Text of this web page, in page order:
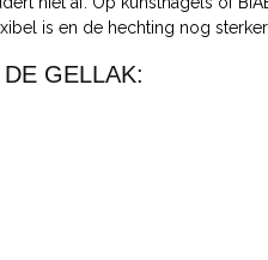
is en de hechting nog sterker.
GELLAK: